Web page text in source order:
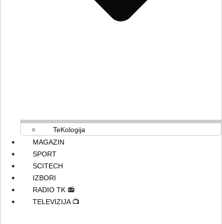
TeKologija
MAGAZIN
SPORT
SCITECH
IZBORI
RADIO TK 📻
TELEVIZIJA 📺